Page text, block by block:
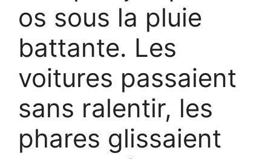
os sous la pluie
battante. Les
voitures passaient
sans ralentir, les
phares glissaient